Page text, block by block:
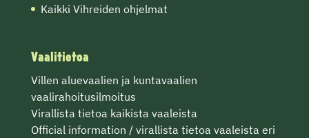
Kaikki Vihreiden ohjelmat
Vaalitietoa
Villen aluevaalien ja kuntavaalien
vaalirahoitusilmoitus
Virallista tietoa kaikista vaaleista
Official information / virallista tietoa vaaleista eri